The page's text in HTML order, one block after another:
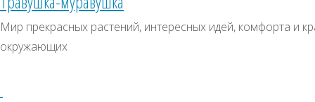
Мир прекрасных растений, интересных идей, комфорта и
окружающих
ВШ013
ВШ013
СКИДКИ, АКЦИИ
Категории магазина